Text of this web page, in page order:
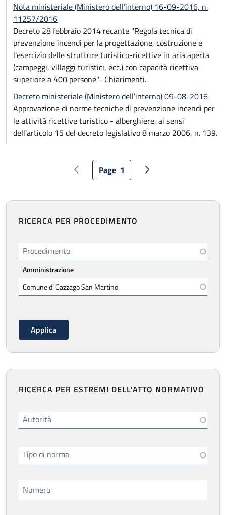
Nota ministeriale (Ministero dell'interno) 16-09-2016, n.
11257/2016
Decreto 28 febbraio 2014 recante "Regola tecnica di
prevenzione incendi per la progettazione, costruzione e
l'esercizio delle strutture turistico-ricettive in aria aperta
(campeggi, villaggi turistici, ecc.) con capacità ricettiva
superiore a 400 persone"- Chiarimenti.
Decreto ministeriale (Ministero dell'interno) 09-08-2016
Approvazione di norme tecniche di prevenzione incendi per
le attività ricettive turistico - alberghiere, ai sensi
dell'articolo 15 del decreto legislativo 8 marzo 2006, n. 139.
Paginazione
Pagina precedente
Pagina attuale
Page 1 Pagina successiva
RICERCA PER PROCEDIMENTO
Procedimento
Amministrazione
RICERCA PER ESTREMI DELL'ATTO NORMATIVO
Autorità
Tipo di norma
Numero